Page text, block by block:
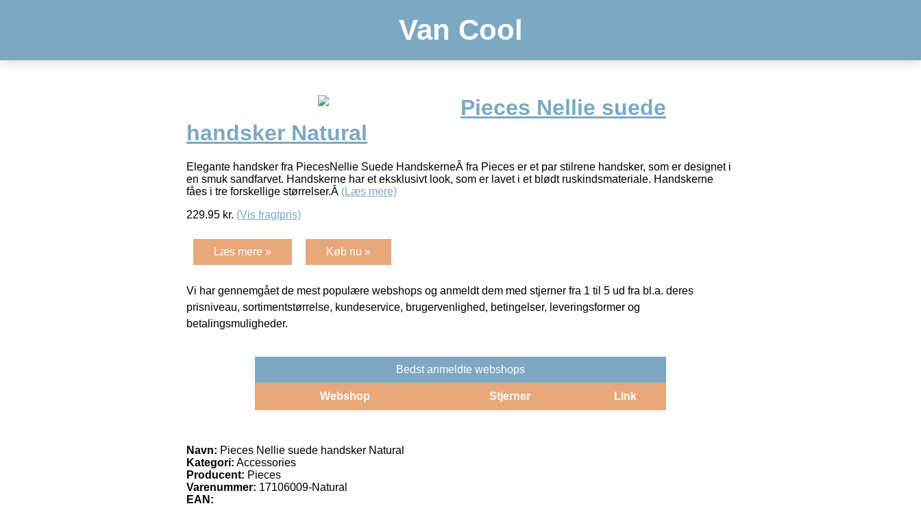
Van Cool
Pieces Nellie suede
handsker Natural
Elegante handsker fra PiecesNellie Suede HandskerneÂ fra Pieces er et par stilrene handsker, som er designet i
en smuk sandfarvet. Handskerne har et eksklusivt look, som er lavet i et blødt ruskindsmateriale. Handskerne
fåes i tre forskellige størrelser.Â (Læs mere)
229.95 kr. (Vis fragtpris)
Læs mere » Køb nu »
Vi har gennemgået de mest populære webshops og anmeldt dem med stjerner fra 1 til 5 ud fra bl.a. deres
prisniveau, sortimentstørrelse, kundeservice, brugervenlighed, betingelser, leveringsformer og
betalingsmuligheder.
Bedst anmeldte webshops
Webshop Stjerner Link
Navn: Pieces Nellie suede handsker Natural
Kategori: Accessories
Producent: Pieces
Varenummer: 17106009-Natural
EAN: